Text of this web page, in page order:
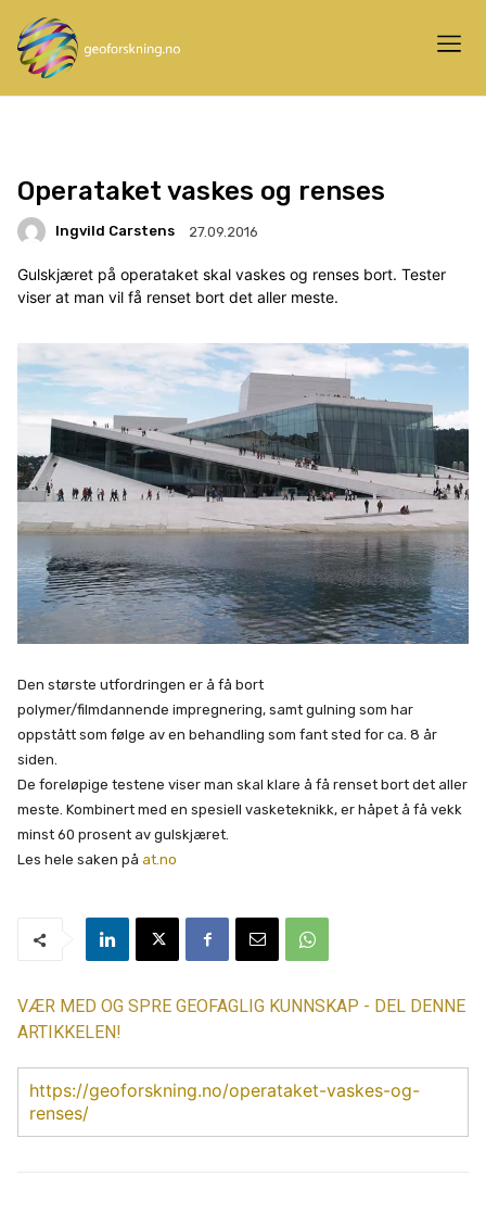
Operataket vaskes og renses
Ingvild Carstens 27.09.2016
Gulskjæret på operataket skal vaskes og renses bort. Tester
viser at man vil få renset bort det aller meste.
Den største utfordringen er å få bort
polymer/filmdannende impregnering, samt gulning som har
oppstått som følge av en behandling som fant sted for ca. 8 år
siden.
De foreløpige testene viser man skal klare å få renset bort det aller
meste. Kombinert med en spesiell vasketeknikk, er håpet å få vekk
minst 60 prosent av gulskjæret.
Les hele saken på at.no
VÆR MED OG SPRE GEOFAGLIG KUNNSKAP - DEL DENNE
ARTIKKELEN!
https://geoforskning.no/operataket-vaskes-og-
renses/